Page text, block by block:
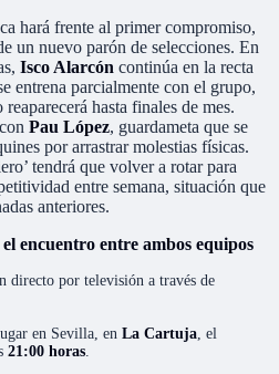
hará frente al primer compromiso,
un nuevo parón de selecciones. En
Isco Alarcón continúa en la recta
entrena parcialmente con el grupo,
reaparecerá hasta finales de mes.
Pau López, guardameta que se
por arrastrar molestias físicas.
tendrá que volver a rotar para
entre semana, situación que
anteriores.
encuentro entre ambos equipos
directo por televisión a través de
en Sevilla, enLa Cartuja , el
21:00 horas